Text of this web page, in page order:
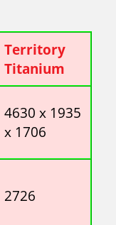
Territory
Titanium
4630 x 1935
x 1706
2726